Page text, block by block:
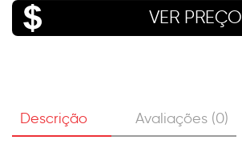
VER PREÇO
Descrição Avaliações (0)